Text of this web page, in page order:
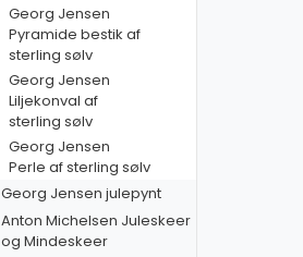
Georg Jensen
Pyramide bestik af
sterling sølv
Georg Jensen
Liljekonval af
sterling sølv
Georg Jensen
Perle af sterling sølv
Georg Jensen julepynt
Anton Michelsen Juleskeer
og Mindeskeer